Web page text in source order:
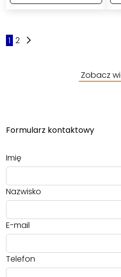
1 2
Zobacz
Formularz kontaktowy
Imię
Nazwisko
E-mail
Telefon